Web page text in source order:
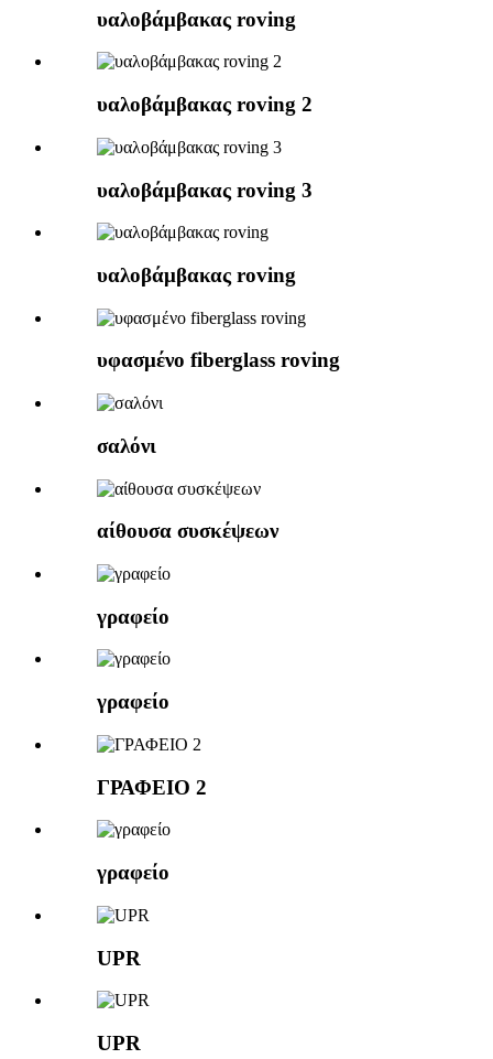
υαλοβάμβακας roving
υαλοβάμβακας roving 2
υαλοβάμβακας roving 3
υαλοβάμβακας roving
υφασμένο fiberglass roving
σαλόνι
αίθουσα συσκέψεων
γραφείο
γραφείο
ΓΡΑΦΕΙΟ 2
γραφείο
UPR
UPR